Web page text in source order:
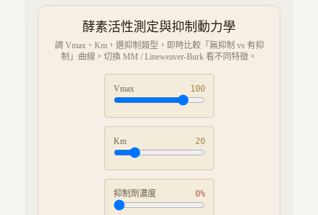
酵素活性測定與抑制動力學
調 Vmax、Km，選抑制類型，即時比較「無抑制 vs 有抑
制」曲線。切換 MM / Lineweaver-Burk 看不同特徵。
Vmax 100
Km 20
抑制劑濃度 0%